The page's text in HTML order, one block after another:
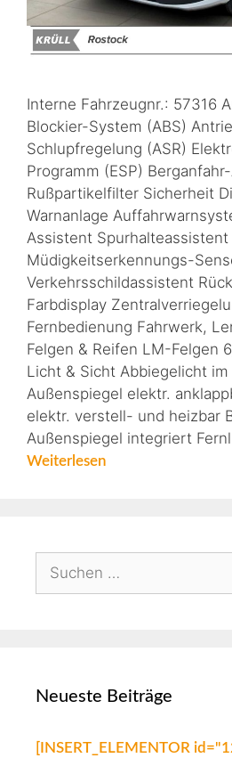
Interne Fahrzeugnr.: 57316
Blockier-System (ABS)
Schlupfregelung (ASR)
Programm (ESP)
Rußpartikelfilter Sicherheit
Warnanlage
Assistent
Müdigkeitserkennungs-
Verkehrsschildassistent
Farbdisplay
Fernbedienung Fahrwerk,
Felgen & Reifen LM-Felgen
Licht & Sicht Abbiegelicht
Außenspiegel elektr.
elektr. verstell- und heizbar
Außenspiegel integriert
Weiterlesen
Neueste Beiträge
[INSERT_ELEMENTOR